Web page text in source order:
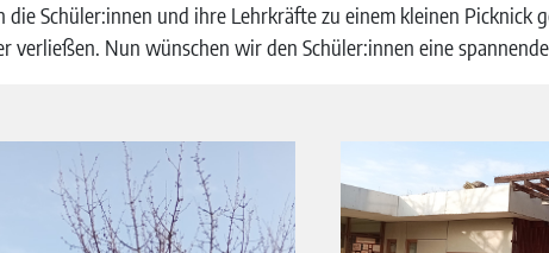
Schüler:innen und ihre Lehrkräfte zu einem kleinen
verließen. Nun wünschen wir den Schüler:innen eine